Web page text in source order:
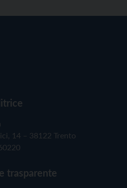
14 – 38122 Trento
trasparente